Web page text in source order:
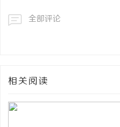
全部评论
相关阅读